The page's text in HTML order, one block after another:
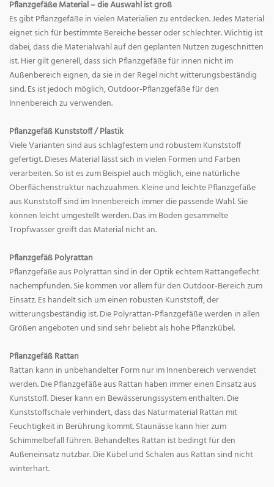
Pflanzgefäße Material – die Auswahl ist groß
Es gibt Pflanzgefäße in vielen Materialien zu entdecken. Jedes Material
eignet sich für bestimmte Bereiche besser oder schlechter. Wichtig ist
dabei, dass die Materialwahl auf den geplanten Nutzen zugeschnitten
ist. Hier gilt generell, dass sich Pflanzgefäße für innen nicht im
Außenbereich eignen, da sie in der Regel nicht witterungsbeständig
sind. Es ist jedoch möglich, Outdoor-Pflanzgefäße für den
Innenbereich zu verwenden.
Pflanzgefäß Kunststoff / Plastik
Viele Varianten sind aus schlagfestem und robustem Kunststoff
gefertigt. Dieses Material lässt sich in vielen Formen und Farben
verarbeiten. So ist es zum Beispiel auch möglich, eine natürliche
Oberflächenstruktur nachzuahmen. Kleine und leichte Pflanzgefäße
aus Kunststoff sind im Innenbereich immer die passende Wahl. Sie
können leicht umgestellt werden. Das im Boden gesammelte
Tropfwasser greift das Material nicht an.
Pflanzgefäß Polyrattan
Pflanzgefäße aus Polyrattan sind in der Optik echtem Rattangeflecht
nachempfunden. Sie kommen vor allem für den Outdoor-Bereich zum
Einsatz. Es handelt sich um einen robusten Kunststoff, der
witterungsbeständig ist. Die Polyrattan-Pflanzgefäße werden in allen
Größen angeboten und sind sehr beliebt als hohe Pflanzkübel.
Pflanzgefäß Rattan
Rattan kann in unbehandelter Form nur im Innenbereich verwendet
werden. Die Pflanzgefäße aus Rattan haben immer einen Einsatz aus
Kunststoff. Dieser kann ein Bewässerungssystem enthalten. Die
Kunststoffschale verhindert, dass das Naturmaterial Rattan mit
Feuchtigkeit in Berührung kommt. Staunässe kann hier zum
Schimmelbefall führen. Behandeltes Rattan ist bedingt für den
Außeneinsatz nutzbar. Die Kübel und Schalen aus Rattan sind nicht
winterhart.